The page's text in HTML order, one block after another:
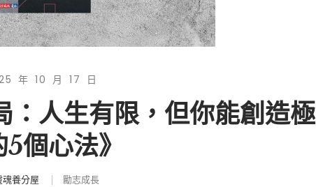
年 10 月 17 日
：人生有限，但你能創造極
5個心法》
魂養分屋 勵志成長